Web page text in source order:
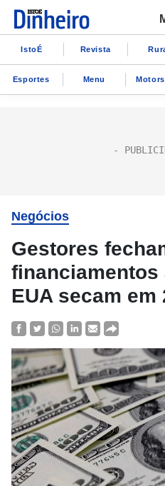
IstoÉ Revista
Esportes Menu
Negócios
Gestores
EUA secam em